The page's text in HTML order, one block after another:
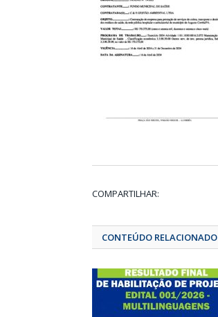
COMPARTILHAR:
CONTEÚDO RELACIONADO